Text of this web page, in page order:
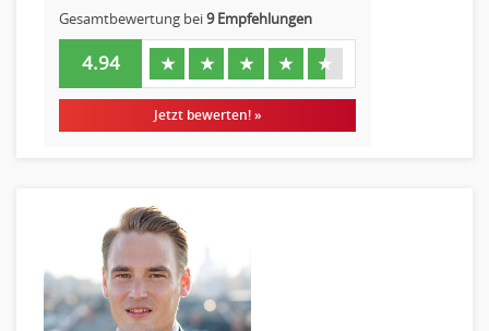
Montage
Beauty, Wellness
Elektrik, Sanitär, Heizung, Klima
Fertigung, Produktion
Gastronomie, Hotellerie
Maler, Lackierer
Mechaniker
Metallhandwerk
Nahrungsmittelherstellung, -verarbeitung
Gesamtbewertung bei9 Empfehlungen
4.94 ★ ★ ★ ★ ★
Jetzt bewerten! »